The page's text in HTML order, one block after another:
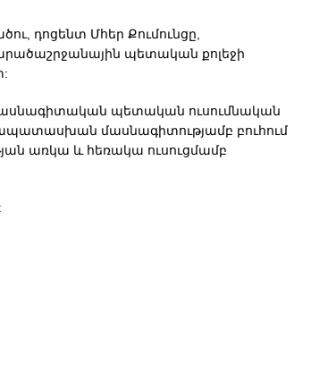
դոցենտ Մհեր Քումունցը,
պետական քոլեջի
մասնագիտական պետական ուսումնական
մասնագիտությամբ բուհում
առկա և հեռակա ուսուցմամբ